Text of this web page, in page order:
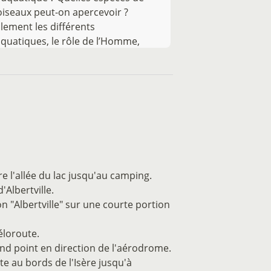
peut-on apercevoir ?
les différents
le rôle de l’Homme,
l'allée du lac jusqu'au camping.
"Albertville" sur une courte portion
point en direction de l'aérodrome.
au bords de l'Isère jusqu'à